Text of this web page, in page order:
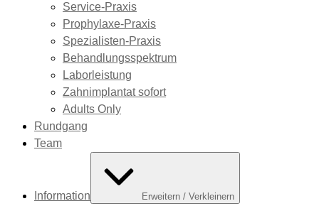
Service-Praxis
Prophylaxe-Praxis
Spezialisten-Praxis
Behandlungsspektrum
Laborleistung
Zahnimplantat sofort
Adults Only
Rundgang
Team
Information Erweitern / Verkleinern